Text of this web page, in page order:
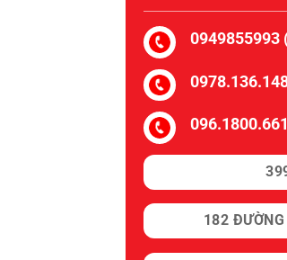
0949855993
182